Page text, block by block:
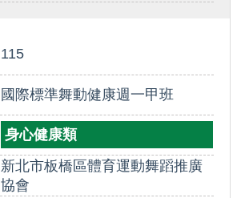
115
國際標準舞動健康週一甲班
身心健康類
新北市板橋區體育運動舞蹈推廣
協會